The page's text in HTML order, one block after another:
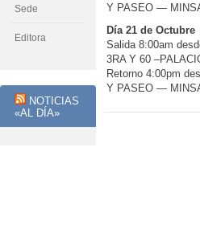
Y PASEO —
Día 21 de Octubre
Salida 8:00am
3RA Y 60
Retorno 4:00pm
Y PASEO —
Sede
Editora
NOTICIAS
«AL DÍA»